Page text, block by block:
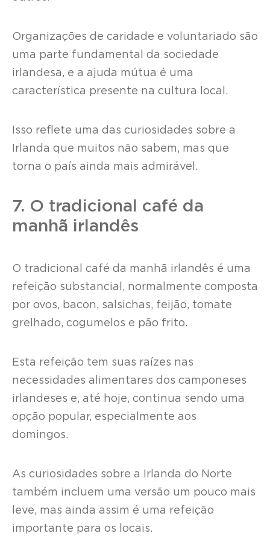
Organizações de caridade e voluntariado são
uma parte fundamental da sociedade
irlandesa, e a ajuda mútua é uma
característica presente na cultura local.
Isso reflete uma das curiosidades sobre a
Irlanda que muitos não sabem, mas que
torna o país ainda mais admirável.
7. O tradicional café da
manhã irlandês
O tradicional café da manhã irlandês é uma
refeição substancial, normalmente composta
por ovos, bacon, salsichas, feijão, tomate
grelhado, cogumelos e pão frito.
Esta refeição tem suas raízes nas
necessidades alimentares dos camponeses
irlandeses e, até hoje, continua sendo uma
opção popular, especialmente aos
domingos.
As curiosidades sobre a Irlanda do Norte
também incluem uma versão um pouco mais
leve, mas ainda assim é uma refeição
importante para os locais.